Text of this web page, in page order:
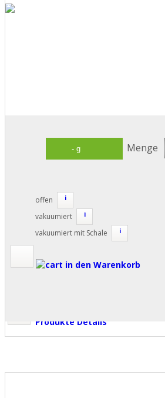
Produkte Details
Menge
offen i
vakuumiert i
vakuumiert mit Schale i
in den Warenkorb